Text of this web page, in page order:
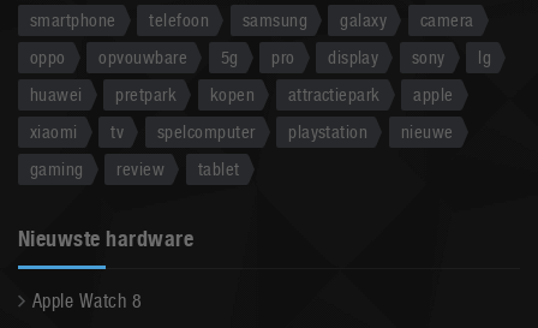
smartphone telefoon samsung galaxy
camera
oppo
opvouwbare 5g pro display sony
lg
huawei
pretpark kopen attractiepark
apple
xiaomi
tv spelcomputer playstation
nieuwe
gaming
review tablet
Nieuwste hardware
Apple Watch 8